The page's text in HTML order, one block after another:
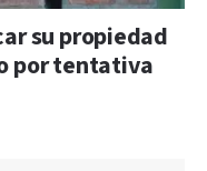
su propiedad
por tentativa